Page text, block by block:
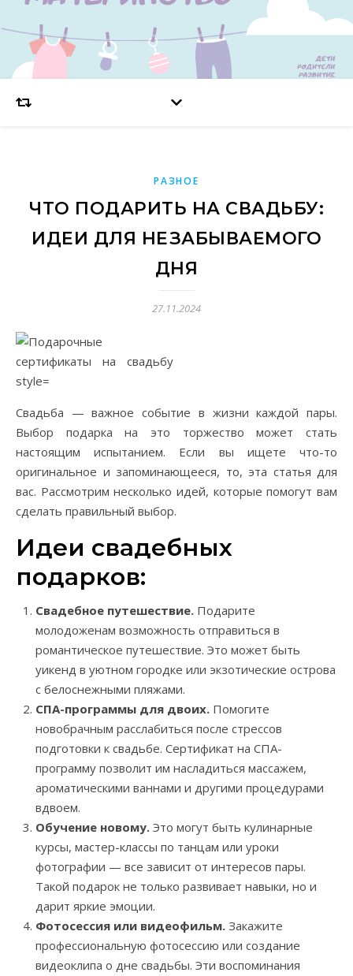
РАЗНОЕ
ЧТО ПОДАРИТЬ НА СВАДЬБУ:
ИДЕИ ДЛЯ НЕЗАБЫВАЕМОГО
ДНЯ
27.11.2024
Свадьба — важное событие в жизни каждой пары.
Выбор подарка на это торжество может стать
настоящим испытанием. Если вы ищете что-то
оригинальное и запоминающееся, то, эта статья для
вас. Рассмотрим несколько идей, которые помогут вам
сделать правильный выбор.
Идеи свадебных
подарков:
Свадебное путешествие. Подарите
молодоженам возможность отправиться в
романтическое путешествие. Это может быть
уикенд в уютном городке или экзотические острова
с белоснежными пляжами.
СПА-программы для двоих. Помогите
новобрачным расслабиться после стрессов
подготовки к свадьбе. Сертификат на СПА-
программу позволит им насладиться массажем,
ароматическими ваннами и другими процедурами
вдвоем.
Обучение новому. Это могут быть кулинарные
курсы, мастер-классы по танцам или уроки
фотографии — все зависит от интересов пары.
Такой подарок не только развивает навыки, но и
дарит яркие эмоции.
Фотосессия или видеофильм. Закажите
профессиональную фотосессию или создание
видеоклипа о дне свадьбы. Эти воспоминания